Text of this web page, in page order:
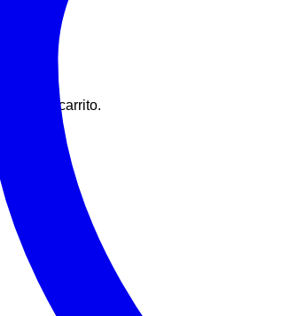
en el carrito.